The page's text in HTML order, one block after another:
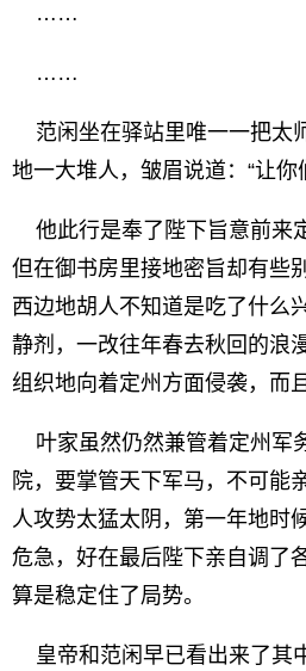
……
……
范闲坐在驿站里唯一一把太
地一大堆人，皱眉说道：“让
他此行是奉了陛下旨意前来
但在御书房里接地密旨却有些
西边地胡人不知道是吃了什么
静剂，一改往年春去秋回的浪
组织地向着定州方面侵袭，而
叶家虽然仍然兼管着定州军
院，要掌管天下军马，不可能
人攻势太猛太阴，第一年地时
危急，好在最后陛下亲自调了
算是稳定住了局势。
皇帝和范闲早已看出来了其